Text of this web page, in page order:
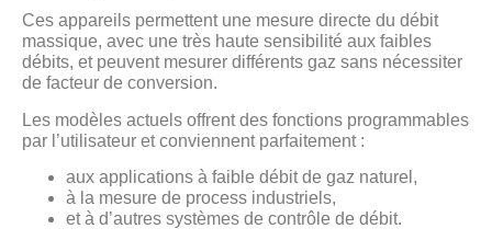
Ces appareils permettent une mesure directe du débit
massique, avec une très haute sensibilité aux faibles
débits, et peuvent mesurer différents gaz sans nécessiter
de facteur de conversion.
Les modèles actuels offrent des fonctions programmables
par l’utilisateur et conviennent parfaitement :
aux applications à faible débit de gaz naturel,
à la mesure de process industriels,
et à d’autres systèmes de contrôle de débit.